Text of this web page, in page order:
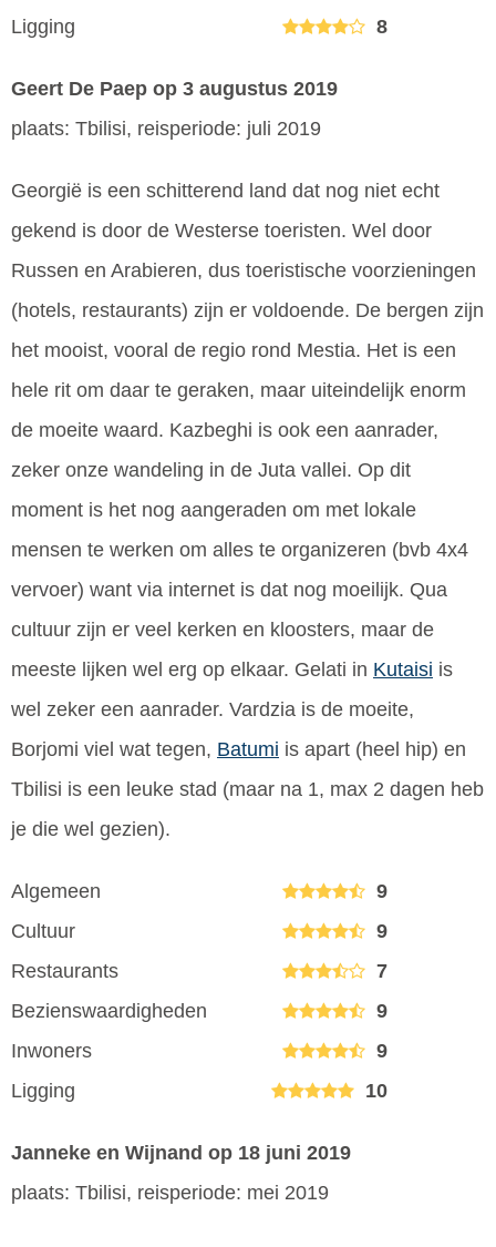
Ligging
8
Geert De Paep op 3 augustus 2019
plaats: Tbilisi, reisperiode: juli 2019
Georgië is een schitterend land dat nog niet echt
gekend is door de Westerse toeristen. Wel door
Russen en Arabieren, dus toeristische voorzieningen
(hotels, restaurants) zijn er voldoende. De bergen zijn
het mooist, vooral de regio rond Mestia. Het is een
hele rit om daar te geraken, maar uiteindelijk enorm
de moeite waard. Kazbeghi is ook een aanrader,
zeker onze wandeling in de Juta vallei. Op dit
moment is het nog aangeraden om met lokale
mensen te werken om alles te organizeren (bvb 4x4
vervoer) want via internet is dat nog moeilijk. Qua
cultuur zijn er veel kerken en kloosters, maar de
meeste lijken wel erg op elkaar. Gelati in Kutaisi is
wel zeker een aanrader. Vardzia is de moeite,
Borjomi viel wat tegen, Batumi is apart (heel hip) en
Tbilisi is een leuke stad (maar na 1, max 2 dagen heb
je die wel gezien).
Algemeen
9
Cultuur
9
Restaurants
7
Bezienswaardigheden
9
Inwoners
9
Ligging
10
Janneke en Wijnand op 18 juni 2019
plaats: Tbilisi, reisperiode: mei 2019